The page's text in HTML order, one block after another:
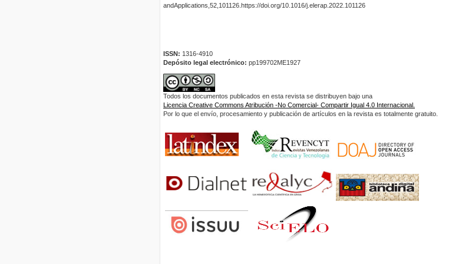
andApplications,52,101126.https://doi.org/10.1016/j.elerap.2022.101126
ISSN: 1316-4910
Depósito legal electrónico: pp199702ME1927
Todos los documentos publicados en esta revista se distribuyen bajo una
Licencia Creative Commons Atribución -No Comercial- Compartir Igual 4.0 Internacional.
Por lo que el envío, procesamiento y publicación de artículos en la revista es totalmente gratuito.